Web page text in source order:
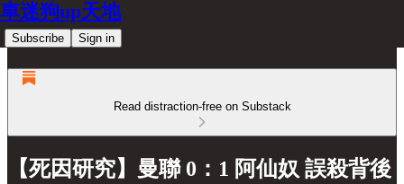
車迷狗up天地
Subscribe Sign in
Read distraction-free on Substack
【死因研究】曼聯 0：1 阿仙奴 誤殺背後